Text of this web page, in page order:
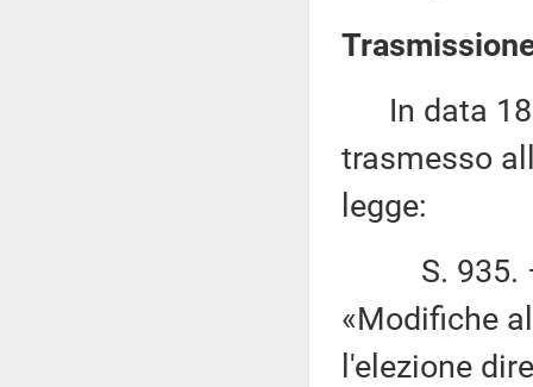
In data 18
trasmesso
legge:
S. 935. –
«Modifiche
l'elezione